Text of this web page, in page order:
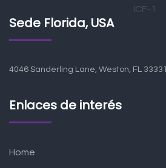
Sede Florida, USA
4046 Sanderling Lane, Weston, FL 33331
Enlaces de interés
Home